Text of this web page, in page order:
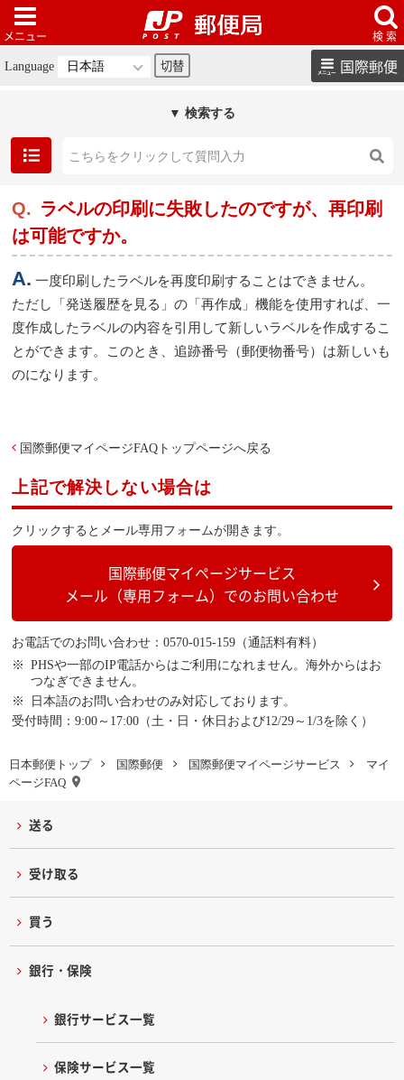
Language 国際郵便
▼ 検索する
日本郵便トップ 国際郵便 国際郵便マイページサービス
マイ
ページFAQ
ラベルの印刷に失敗したのですが、再印刷
は可能ですか。
一度印刷したラベルを再度印刷することはできません。
ただし「発送履歴を見る」の「再作成」機能を使用すれば、一
度作成したラベルの内容を引用して新しいラベルを作成するこ
とができます。このとき、追跡番号（郵便物番号）は新しいも
のになります。
国際郵便マイページFAQトップページへ戻る
上記で解決しない場合は
クリックするとメール専用フォームが開きます。
国際郵便マイページサービス
メール（専用フォーム）でのお問い合わせ
お電話でのお問い合わせ：0570-015-159（通話料有料）
PHSや一部のIP電話からはご利用になれません。海外からはお
つなぎできません。
日本語のお問い合わせのみ対応しております。
受付時間：9:00～17:00（土・日・休日および12/29～1/3を除く）
送る
受け取る
買う
銀行・保険
銀行サービス一覧
保険サービス一覧